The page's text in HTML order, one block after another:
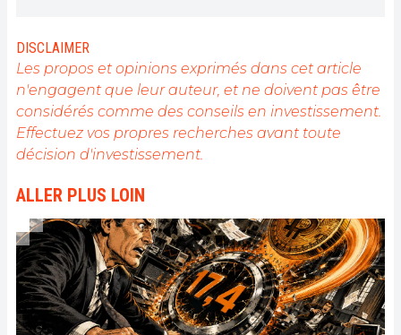
DISCLAIMER
Les propos et opinions exprimés dans cet article
n'engagent que leur auteur, et ne doivent pas être
considérés comme des conseils en investissement.
Effectuez vos propres recherches avant toute
décision d'investissement.
ALLER PLUS LOIN